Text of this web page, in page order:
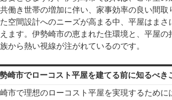
働き世帯の増加に伴い、家事効率の良い間
空間設計へのニーズが高まる中、平屋はま
ます。伊勢崎市の恵まれた住環境と、平屋
から熱い視線が注がれているのです。
崎市でローコスト平屋を建てる前に知るべき
市で理想のローコスト平屋を実現するため